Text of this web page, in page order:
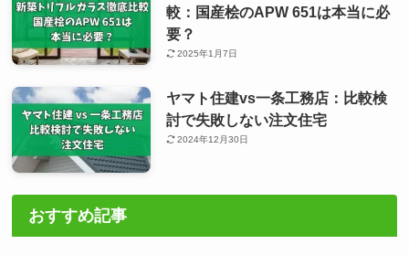
較：国産桧のAPW 651は本当に必
要？
2025年1月7日
ヤマト住建vs一条工務店：比較検
討で失敗しない注文住宅
2024年12月30日
おすすめ記事